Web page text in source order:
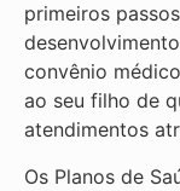
primeiros
convênio
ao seu filho de
atendimentos
Os Planos de